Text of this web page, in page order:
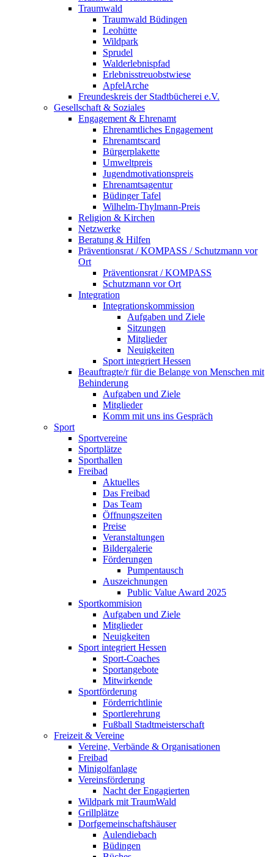
Traumwald
Traumwald Büdingen
Leohütte
Wildpark
Sprudel
Walderlebnispfad
Erlebnisstreuobstwiese
ApfelArche
Freundeskreis der Stadtbücherei e.V.
Gesellschaft & Soziales
Engagement & Ehrenamt
Ehrenamtliches Engagement
Ehrenamtscard
Bürgerplakette
Umweltpreis
Jugendmotivationspreis
Ehrenamtsagentur
Büdinger Tafel
Wilhelm-Thylmann-Preis
Religion & Kirchen
Netzwerke
Beratung & Hilfen
Präventionsrat / KOMPASS / Schutzmann vor
Ort
Präventionsrat / KOMPASS
Schutzmann vor Ort
Integration
Integrationskommission
Aufgaben und Ziele
Sitzungen
Mitglieder
Neuigkeiten
Sport integriert Hessen
Beauftragte/r für die Belange von Menschen mit
Behinderung
Aufgaben und Ziele
Mitglieder
Komm mit uns ins Gespräch
Sport
Sportvereine
Sportplätze
Sporthallen
Freibad
Aktuelles
Das Freibad
Das Team
Öffnungszeiten
Preise
Veranstaltungen
Bildergalerie
Förderungen
Pumpentausch
Auszeichnungen
Public Value Award 2025
Sportkommision
Aufgaben und Ziele
Mitglieder
Neuigkeiten
Sport integriert Hessen
Sport-Coaches
Sportangebote
Mitwirkende
Sportförderung
Förderrichtlinie
Sportlerehrung
Fußball Stadtmeisterschaft
Freizeit & Vereine
Vereine, Verbände & Organisationen
Freibad
Minigolfanlage
Vereinsförderung
Nacht der Engagierten
Wildpark mit TraumWald
Grillplätze
Dorfgemeinschaftshäuser
Aulendiebach
Büdingen